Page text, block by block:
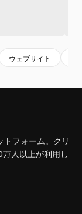
ウェブサイト
フォーム。クリ
人以上が利用し